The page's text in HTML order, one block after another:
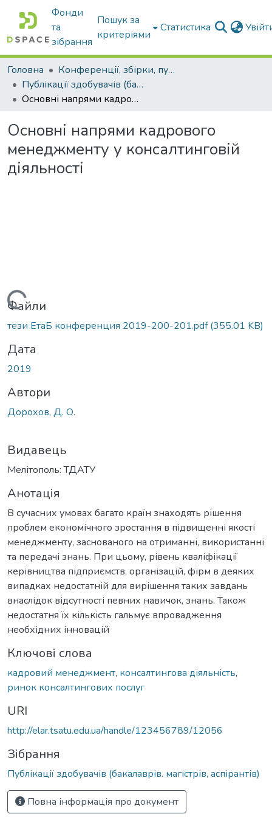
Фонди
та
зібрання
Пошук за
критеріями
Статистика
Головна
Конференції, збірки, публікації молодих вчених і здобувачів : магістрів, бакалаврів, аспірантів.
Публікації здобувачів (бакалаврів. магістрів, аспірантів)
Основні напрями кадрового менеджменту у консалтинговій діяльності
Основні напрями кадрового
менеджменту у консалтинговій
діяльності
Вантажиться...
Файли
тези ЕтаБ конференция 2019-200-201.pdf(355.01 KB)
Дата
2019
Автори
Дорохов, Д. О.
Видавець
Мелітополь: ТДАТУ
Анотація
В сучасних умовах багато країн знаходять рішення
проблем економічного зростання в підвищенні якості
менеджменту, заснованого на отриманні, використанні
та передачі знань. При цьому, рівень кваліфікації
керівництва підприємств, організацій, фірм в деяких
випадках недостатній для вирішення таких завдань
внаслідок відсутності певних навичок, знань. Також
недостатня їх кількість гальмує впровадження
необхідних інновацій
Ключові слова
кадровий менеджмент, консалтингова діяльність,
ринок консалтингових послуг
URI
http://elar.tsatu.edu.ua/handle/123456789/12056
Зібрання
Публікації здобувачів (бакалаврів. магістрів, аспірантів)
Повна інформація про документ